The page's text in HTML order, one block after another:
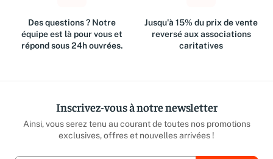
Des questions ? Notre
équipe est là pour vous et
répond sous 24h ouvrées.
Jusqu'à 15% du prix de vente
reversé aux associations
caritatives
Inscrivez-vous à notre newsletter
Ainsi, vous serez tenu au courant de toutes nos promotions
exclusives, offres et nouvelles arrivées !